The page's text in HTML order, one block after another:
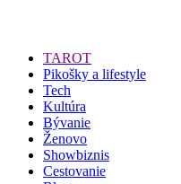
TAROT
Pikošky a lifestyle
Tech
Kultúra
Bývanie
Ženovo
Showbiznis
Cestovanie